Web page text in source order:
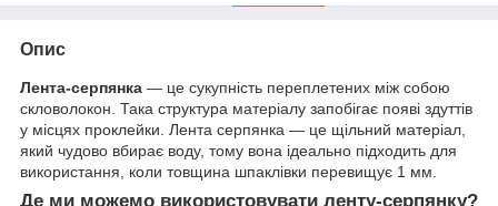
Опис
Лента-серпянка — це сукупність переплетених між собою
скловолокон. Така структура матеріалу запобігає появі здуттів
у місцях проклейки. Лента серпянка — це щільний матеріал,
який чудово вбирає воду, тому вона ідеально підходить для
використання, коли товщина шпаклівки перевищує 1 мм.
Де ми можемо використовувати ленту-серпянку?